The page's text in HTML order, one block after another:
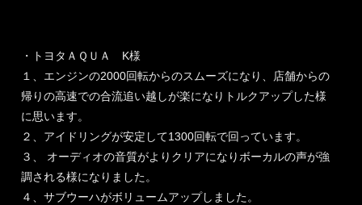
・トヨタＡＱＵＡ K様
１、エンジンの2000回転からのスムーズになり、店舗からの
帰りの高速での合流追い越しが楽になりトルクアップした様
に思います。
２、アイドリングが安定して1300回転で回っています。
３、 オーディオの音質がよりクリアになりボーカルの声が強
調される様になりました。
４、サブウーハがボリュームアップしました。